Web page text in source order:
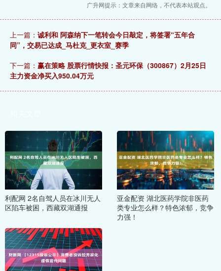
广升网提示：文章来自网络，不代表本站观点。
上一篇： 诚利和 阿森纳下一笔转会今日敲定，将签署“五年合
同”，交易已达成_马杜克_更衣室_赛季
下一篇： 赢在策略 股票行情快报：圣元环保（300867）2月25日
主力资金净买入950.04万元
利配网 2名自驾人员在冰川无人
区陷车被困，西藏双湖通报
亚金配资 湖北医药学院非医药
类专业怎么样？特色浓郁，竞争
力强！